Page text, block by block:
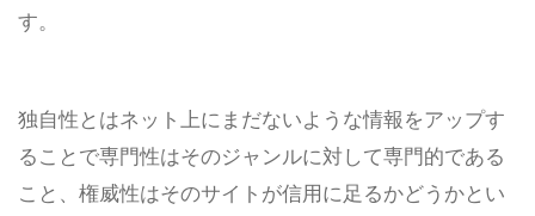
す。
独自性とはネット上にまだないような情報をアップす
ることで専門性はそのジャンルに対して専門的である
こと、権威性はそのサイトが信用に足るかどうかとい